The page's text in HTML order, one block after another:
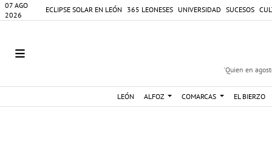
07 AGO
2026
ECLIPSE SOLAR EN LEÓN 365 LEONESES UNIVERSIDAD SUCESOS
'Quien en
LEÓN ALFOZ COMARCAS EL BIERZO